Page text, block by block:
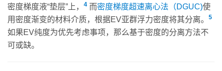
密度梯度液“垫层”上，
4 而密度梯度超速离心法（DGUC)使
用密度渐变的材料介质，根据EV亚群浮力密度将其分离。
5
如果EV纯度为优先考虑事项，那么基于密度的分离方法不
可或缺。